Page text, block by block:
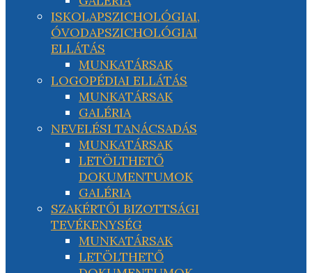
ISKOLAPSZICHOLÓGIAI,
ÓVODAPSZICHOLÓGIAI
ELLÁTÁS
MUNKATÁRSAK
LOGOPÉDIAI ELLÁTÁS
MUNKATÁRSAK
GALÉRIA
NEVELÉSI TANÁCSADÁS
MUNKATÁRSAK
LETÖLTHETŐ
DOKUMENTUMOK
GALÉRIA
SZAKÉRTŐI BIZOTTSÁGI
TEVÉKENYSÉG
MUNKATÁRSAK
LETÖLTHETŐ